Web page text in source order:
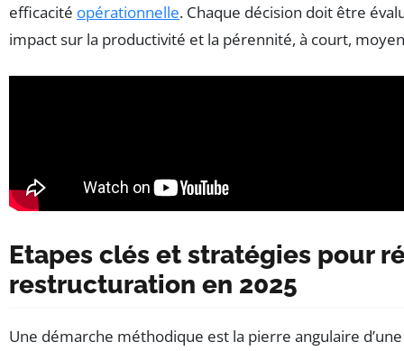
efficacité opérationnelle. Chaque décision doit être
impact sur la productivité et la pérennité, à court,
Etapes clés et stratégies pour
restructuration en 2025
Une démarche méthodique est la pierre angulaire